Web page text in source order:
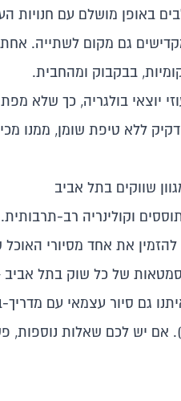
באופן מושלם עם חנויות
גם מקום לשתייה.
בבקבוק ומהחבית.
יוצאי בולגריה, כך שלא
ללא טיפת שומן, ממנו
שווקים בתל אביב
וקולינריה רב-
להזמין את אחד מסיורי
של כל שוק בתל אביב
גם סיור עצמאי עם
שאלות נוספות, פשוט צלצלו אלינו